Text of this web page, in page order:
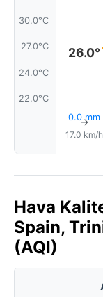
30.0°C
27.0°C
24.0°C
22.0°C
26.0°
0.0 mm
↑
17.0 km/h
Hava
Spain,
(AQI)